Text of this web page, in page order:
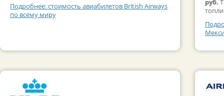
Подробнее: стоимость авиабилетов British Airways
по всему миру
руб.